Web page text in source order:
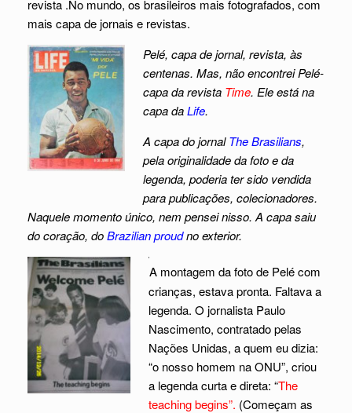
revista .No mundo, os brasileiros mais fotografados, com
mais capa de jornais e revistas.
Pelé, capa de jornal, revista, às
centenas. Mas, não encontrei Pelé-
capa da revista Time. Ele está na
capa daLife.
A capa do jornalThe Brasilians,
pela originalidade da foto e da
legenda, poderia ter sido vendida
para publicações, colecionadores.
Naquele momento único, nem pensei nisso. A capa saiu
do coração, doBrazilian proudno exterior.
A montagem da foto de Pelé com
crianças, estava pronta. Faltava a
legenda. O jornalista Paulo
Nascimento, contratado pelas
Nações Unidas, a quem eu dizia:
“o nosso homem na ONU”, criou
a legenda curta e direta: “The
teaching begins”. (Começam as